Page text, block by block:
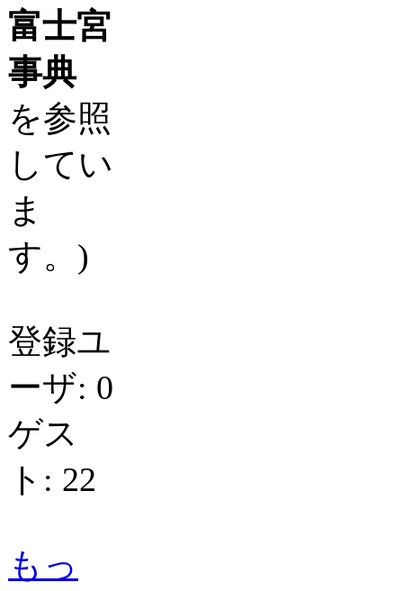
富士宮
事典
を参照
してい
ま
す。)
登録ユ
ーザ: 0
ゲス
ト: 22
もっ